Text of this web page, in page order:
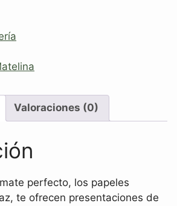
Valoraciones (0)
perfecto, los papeles
te ofrecen presentaciones de